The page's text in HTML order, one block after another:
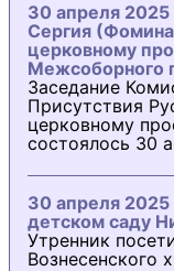
30 апреля
Сергия
церковному
Межсоборного
Заседание
Присутствия
церковному
состоялось 30
30 апреля 2025
детском саду
Утренник
Вознесенского